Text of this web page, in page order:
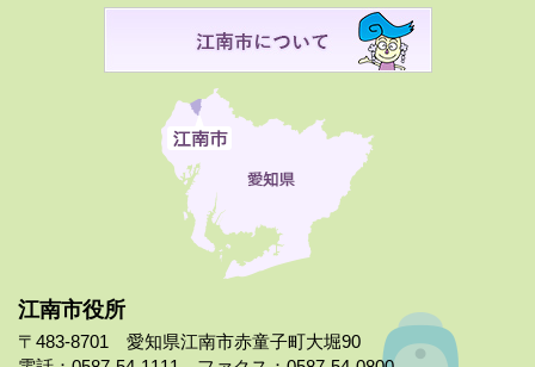
江南市役所
〒483-8701 愛知県江南市赤童子町大堀90